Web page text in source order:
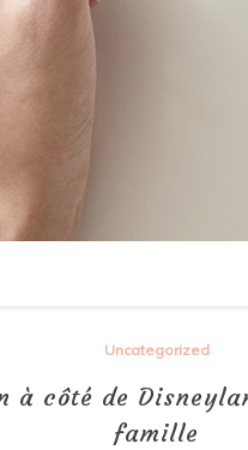
Uncategorized
à côté de
famille